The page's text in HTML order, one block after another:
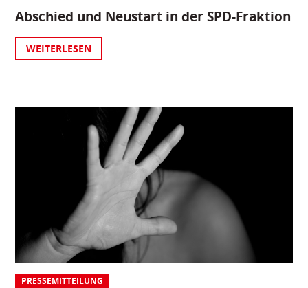
Abschied und Neustart in der SPD-Fraktion
WEITERLESEN
PRESSEMITTEILUNG